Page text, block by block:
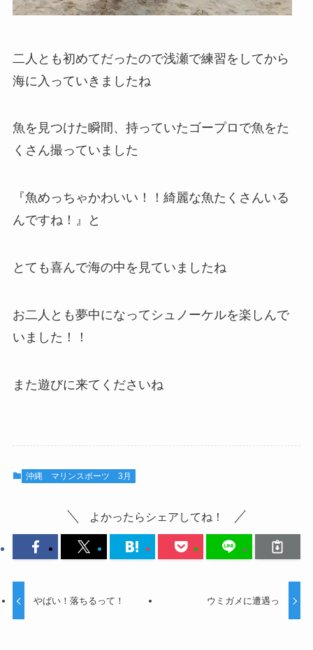
二人とも初めてだったので浅瀬で練習をしてから
海に入っていきましたね
魚を見つけた瞬間、持っていたゴープロで魚をた
くさん撮っていました
『魚めっちゃかわいい！！綺麗な魚たくさんいる
んですね！』と
とても喜んで海の中を見ていましたね
お二人とも夢中になってシュノーケルを楽しんで
いました！！
また遊びに来てくださいね
沖縄 マリンスポーツ 3月
よかったらシェアしてね！
やばい！落ちるって！ ウミガメに遭遇っ